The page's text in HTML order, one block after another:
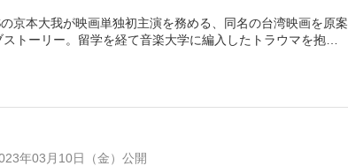
京本大我が映画単独初主演を務める、同名の台湾映画を原案
トーリー。留学を経て音楽大学に編入したトラウマを抱え
年03月10日（金）公開